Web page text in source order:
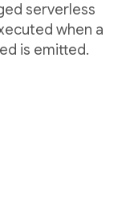
serverless
when a
is emitted.